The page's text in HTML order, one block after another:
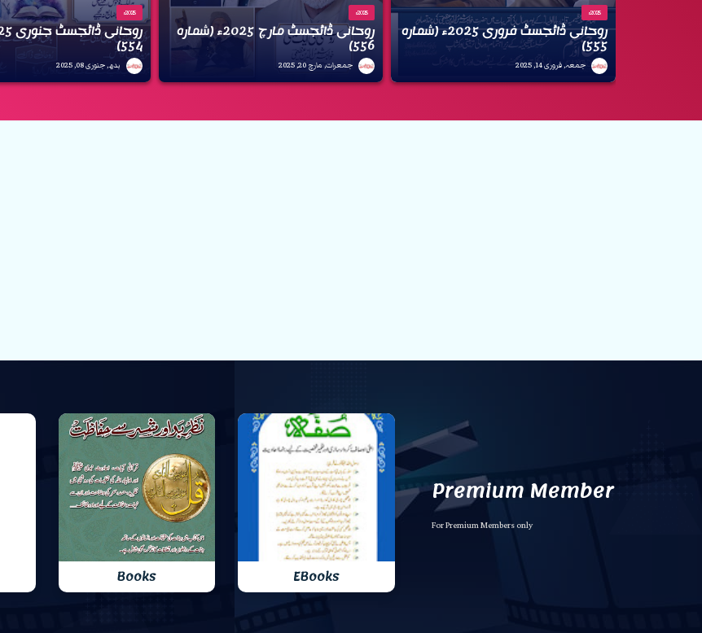
2025ء
روحانی ڈائجسٹ فروری 2025ء (شمارہ
555)
جمعہ, فروری 14, 2025
2025ء
روحانی ڈائجسٹ مارچ 2025ء (شمارہ
556)
جمعرات, مارچ 20, 2025
2025ء
554)
بدھ, جنوری 08, 2025
Premium Member
For Premium Members only
EBooks
Books